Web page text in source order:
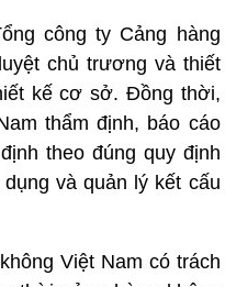
công ty Cảng hàng
chủ trương và thiết
kế cơ sở. Đồng thời,
thẩm định, báo cáo
theo đúng quy định
và quản lý kết cấu
Việt Nam có trách